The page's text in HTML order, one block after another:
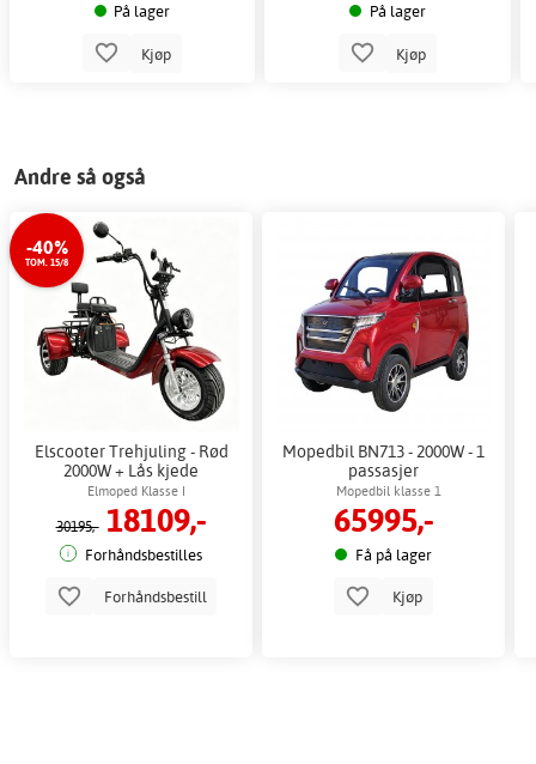
På lager
Kjøp
På lager
Kjøp
Andre så også
-40%
TOM. 15/8
Elscooter Trehjuling - Rød
2000W + Lås kjede
Elmoped Klasse I
30195,- 18109,-
Forhåndsbestilles
Forhåndsbestill
Mopedbil BN713 - 2000W - 1
passasjer
Mopedbil klasse 1
65995,-
Få på lager
Kjøp